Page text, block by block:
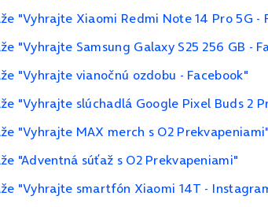
"Vyhrajte Xiaomi Redmi Note 14 Pro 5G -
"Vyhrajte Samsung Galaxy S25 256 GB -
"Vyhrajte vianočnú ozdobu - Facebook"
"Vyhrajte slúchadlá Google Pixel Buds 2
"Vyhrajte MAX merch s O2 Prekvapeniami"
"Adventná súťaž s O2 Prekvapeniami"
"Vyhrajte smartfón Xiaomi 14T -